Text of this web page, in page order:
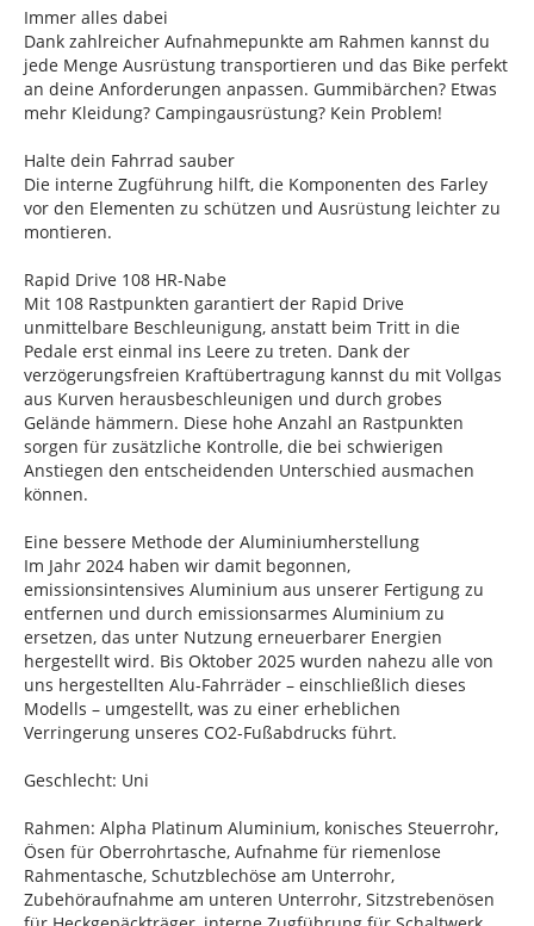
Immer alles dabei
Dank zahlreicher Aufnahmepunkte am Rahmen kannst du
jede Menge Ausrüstung transportieren und das Bike perfekt
an deine Anforderungen anpassen. Gummibärchen? Etwas
mehr Kleidung? Campingausrüstung? Kein Problem!
Halte dein Fahrrad sauber
Die interne Zugführung hilft, die Komponenten des Farley
vor den Elementen zu schützen und Ausrüstung leichter zu
montieren.
Rapid Drive 108 HR-Nabe
Mit 108 Rastpunkten garantiert der Rapid Drive
unmittelbare Beschleunigung, anstatt beim Tritt in die
Pedale erst einmal ins Leere zu treten. Dank der
verzögerungsfreien Kraftübertragung kannst du mit Vollgas
aus Kurven herausbeschleunigen und durch grobes
Gelände hämmern. Diese hohe Anzahl an Rastpunkten
sorgen für zusätzliche Kontrolle, die bei schwierigen
Anstiegen den entscheidenden Unterschied ausmachen
können.
Eine bessere Methode der Aluminiumherstellung
Im Jahr 2024 haben wir damit begonnen,
emissionsintensives Aluminium aus unserer Fertigung zu
entfernen und durch emissionsarmes Aluminium zu
ersetzen, das unter Nutzung erneuerbarer Energien
hergestellt wird. Bis Oktober 2025 wurden nahezu alle von
uns hergestellten Alu-Fahrräder – einschließlich dieses
Modells – umgestellt, was zu einer erheblichen
Verringerung unseres CO2-Fußabdrucks führt.
Geschlecht: Uni
Rahmen: Alpha Platinum Aluminium, konisches Steuerrohr,
Ösen für Oberrohrtasche, Aufnahme für riemenlose
Rahmentasche, Schutzblechöse am Unterrohr,
Zubehöraufnahme am unteren Unterrohr, Sitzstrebenösen